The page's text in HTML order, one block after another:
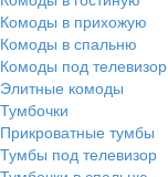
Комоды в прихожую
Комоды в спальню
Комоды под телевизор
Элитные комоды
Тумбочки
Прикроватные тумбы
Тумбы под телевизор